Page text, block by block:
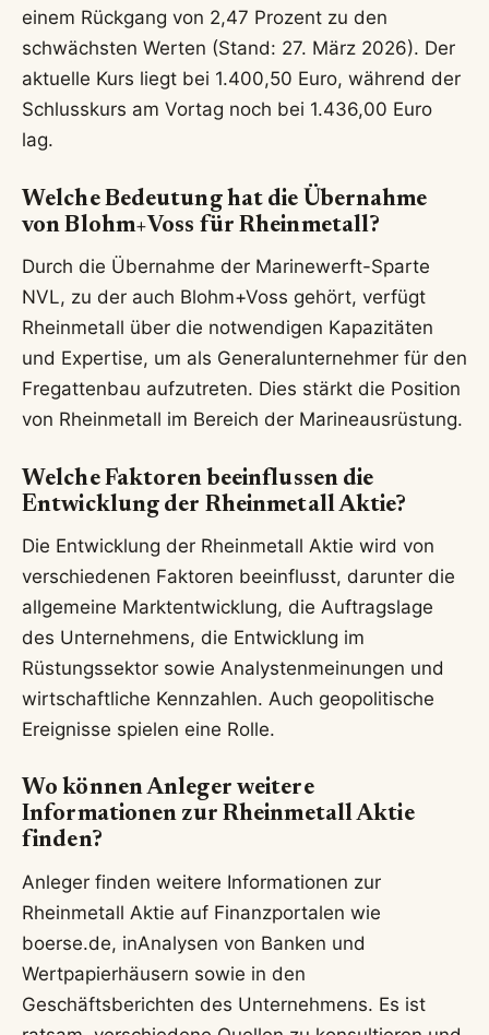
einem Rückgang von 2,47 Prozent zu den
schwächsten Werten (Stand: 27. März 2026). Der
aktuelle Kurs liegt bei 1.400,50 Euro, während der
Schlusskurs am Vortag noch bei 1.436,00 Euro
lag.
Welche Bedeutung hat die Übernahme
von Blohm+Voss für Rheinmetall?
Durch die Übernahme der Marinewerft-Sparte
NVL, zu der auch Blohm+Voss gehört, verfügt
Rheinmetall über die notwendigen Kapazitäten
und Expertise, um als Generalunternehmer für den
Fregattenbau aufzutreten. Dies stärkt die Position
von Rheinmetall im Bereich der Marineausrüstung.
Welche Faktoren beeinflussen die
Entwicklung der Rheinmetall Aktie?
Die Entwicklung der Rheinmetall Aktie wird von
verschiedenen Faktoren beeinflusst, darunter die
allgemeine Marktentwicklung, die Auftragslage
des Unternehmens, die Entwicklung im
Rüstungssektor sowie Analystenmeinungen und
wirtschaftliche Kennzahlen. Auch geopolitische
Ereignisse spielen eine Rolle.
Wo können Anleger weitere
Informationen zur Rheinmetall Aktie
finden?
Anleger finden weitere Informationen zur
Rheinmetall Aktie auf Finanzportalen wie
boerse.de, inAnalysen von Banken und
Wertpapierhäusern sowie in den
Geschäftsberichten des Unternehmens. Es ist